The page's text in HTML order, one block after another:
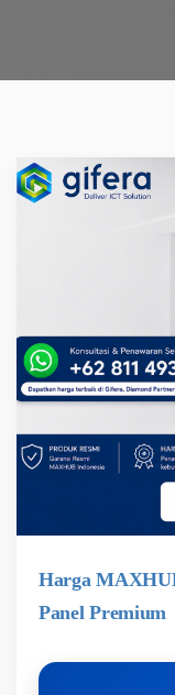
Harga
Panel Premium